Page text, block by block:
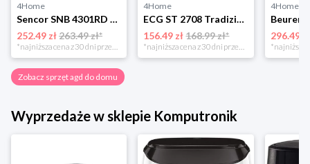
4Home
Sencor SNB 4301RD nutri mikser, czerwony
252.49 zł263.49 zł*
*najniższa cena z 30 dni przed obniżką
4Home
ECG ST 2708 Tradizione Corsa toster, czerwony 4-Home
156.49 zł 168.99 zł*
*najniższa cena z 30 dni przed obniżką
4Home
296.49 zł
Zobacz sprzęt agd do domu
Wyprzedaże w sklepie Komputronik